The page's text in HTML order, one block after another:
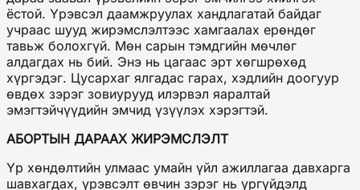
ёстой. Үрэвсэл даамжруулах хандлагатай байдаг
учраас шууд жирэмслэлтээс хамгаалах ерөндөг
тавьж болохгүй. Мөн сарын тэмдгийн мөчлөг
алдагдах нь бий. Энэ нь цагаас эрт хөгшрөхөд
хүргэдэг. Цусархаг ялгадас гарах, хэдлийн доогуур
өвдөх зэрэг зовиурууд илэрвэл яаралтай
эмэгтэйчүүдийн эмчид үзүүлэх хэрэгтэй.
АБОРТЫН ДАРААХ ЖИРЭМСЛЭЛТ
Үр хөндөлтийн улмаас умайн үйл ажиллагаа давхарга
шавхагдах, үрэвсэлт өвчин зэрэг нь үргүйдэлд